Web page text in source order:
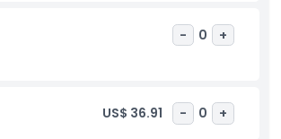
- 0 +
US$ 36.91 - 0 +